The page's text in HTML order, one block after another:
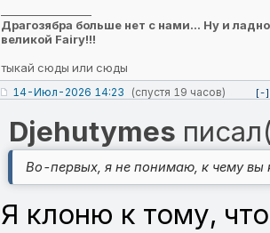
Драгозябра больше нет с нами... Ну и
великой Fairy!!!
тыкай сюды или сюды
14-Июл-2026 14:23 (спустя 19 часов) [-]
Djehutymes
Во-первых, я не понимаю, к чему вы
Я клоню к тому,